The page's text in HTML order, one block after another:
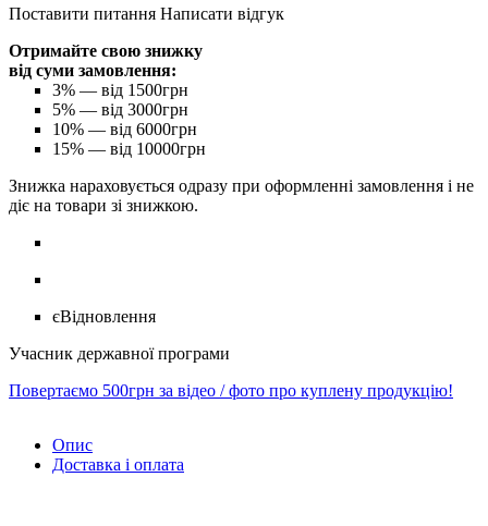
Поставити питання Написати відгук
Отримайте свою знижку
від суми замовлення:
3% — від 1500грн
5% — від 3000грн
10% — від 6000грн
15% — від 10000грн
Знижка нараховується одразу при оформленні замовлення і не
діє на товари зі знижкою.
єВідновлення
Учасник державної програми
Повертаємо 500грн за відео / фото про куплену продукцію!
Опис
Доставка і оплата